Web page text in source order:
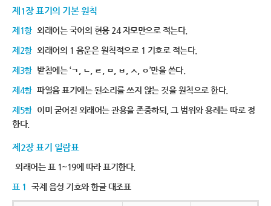
제1장 표기의 기본 원칙
제1항 외래어는 국어의 현용 24 자모만으로 적는다.
제2항 외래어의 1 음운은 원칙적으로 1 기호로 적는다.
제3항 받침에는 ‘ㄱ, ㄴ, ㄹ, ㅁ, ㅂ, ㅅ, ㅇ’만을 쓴다.
제4항 파열음 표기에는 된소리를 쓰지 않는 것을 원칙으로 한다.
제5항 이미 굳어진 외래어는 관용을 존중하되, 그 범위와 용례는 따로 정
한다.
제2장 표기 일람표
외래어는 표 1~19에 따라 표기한다.
표 1 국제 음성 기호와 한글 대조표